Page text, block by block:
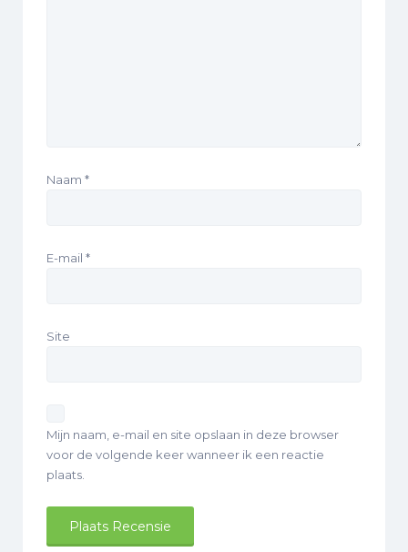
Naam *
E-mail *
Site
Mijn naam, e-mail en site opslaan in deze browser
voor de volgende keer wanneer ik een reactie
plaats.